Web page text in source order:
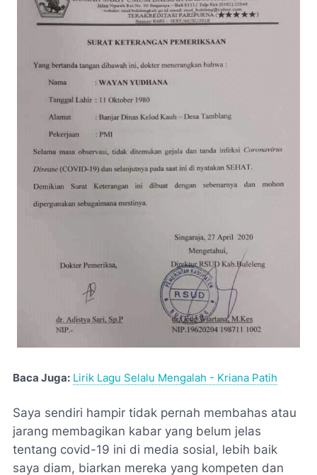
Baca Juga: Lirik Lagu Selalu Mengalah - Kriana Patih
Saya sendiri hampir tidak pernah membahas atau
jarang membagikan kabar yang belum jelas
tentang covid-19 ini di media sosial, lebih baik
saya diam, biarkan mereka yang kompeten dan